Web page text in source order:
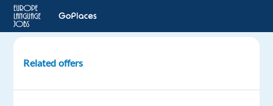
Klantenservicemedewerker
Related offers